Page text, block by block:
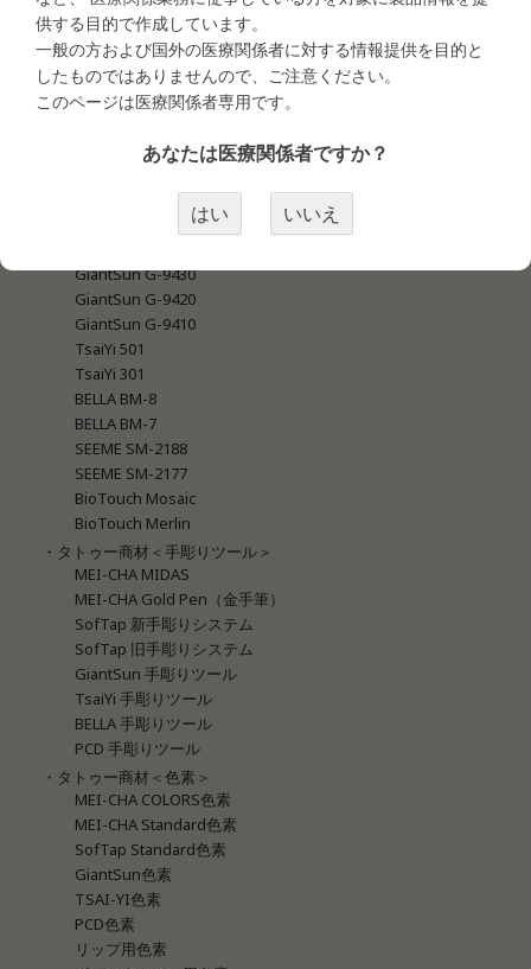
MEI-CHA LUMI
MEI-CHA IRIS
MEI-CHA SQ1
MEI-CHA Sapphire Pro
MEI-CHA Lapis
MEI-CHA Sapphire
GiantSun G-9740 New Blue
GiantSun G-9430
GiantSun G-9420
GiantSun G-9410
TsaiYi 501
TsaiYi 301
BELLA BM-8
BELLA BM-7
SEEME SM-2188
SEEME SM-2177
BioTouch Mosaic
BioTouch Merlin
・タトゥー商材＜手彫りツール＞
MEI-CHA MIDAS
MEI-CHA Gold Pen（金手筆）
SofTap 新手彫りシステム
SofTap 旧手彫りシステム
GiantSun 手彫りツール
TsaiYi 手彫りツール
BELLA 手彫りツール
PCD 手彫りツール
・タトゥー商材＜色素＞
MEI-CHA COLORS色素
MEI-CHA Standard色素
SofTap Standard色素
GiantSun色素
TSAI-YI色素
PCD色素
リップ用色素
供する目的で作成しています。
一般の方および国外の医療関係者に対する情報提供を目的と
したものではありませんので、ご注意ください。
このページは医療関係者専用です。
あなたは医療関係者ですか？
はい いいえ